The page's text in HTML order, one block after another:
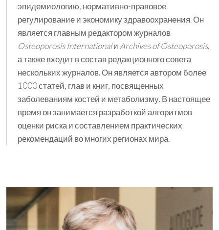
эпидемиологию, нормативно-правовое
регулирование и экономику здравоохранения. Он
является главным редактором журналов
Osteoporosis Internationalи Archives of Osteoporosis,
а также входит в состав редакционного совета
нескольких журналов. Он является автором более
1000 статей, глав и книг, посвященных
заболеваниям костей и метаболизму. В настоящее
время он занимается разработкой алгоритмов
оценки риска и составлением практических
рекомендаций во многих регионах мира.